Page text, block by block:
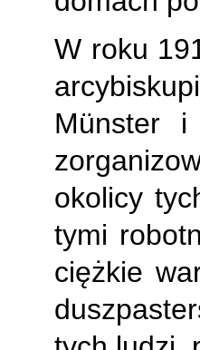
W roku
Münster i
okolicy
tymi
ciężkie